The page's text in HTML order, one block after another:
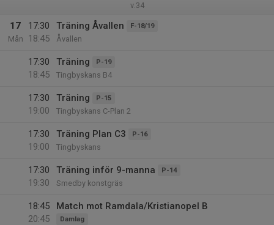
v.34
17
Mån
17:30
18:45
Träning Åvallen F-18/19
Åvallen
17:30
18:45
Träning P-19
Tingbyskans B4
17:30
19:00
Träning P-15
Tingbyskans C-Plan 2
17:30
19:00
Träning Plan C3 P-16
Tingbyskans
17:30
19:30
Träning inför 9-manna P-14
Smedby konstgräs
18:45
20:45
Match mot Ramdala/Kristianopel B
Damlag